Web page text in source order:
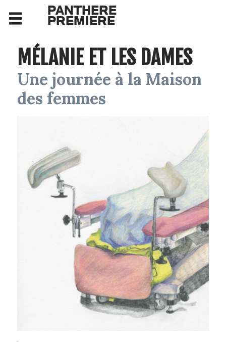
PANTHERE
PREMIERE
MÉLANIE ET LES DAMES
Une journée à la Maison
des femmes